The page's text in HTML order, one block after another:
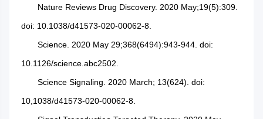
Nature Reviews Drug Discovery. 2020 May;19(5):309.
doi: 10.1038/d41573-020-00062-8.
Science. 2020 May 29;368(6494):943-944. doi:
10.1126/science.abc2502.
Science Signaling. 2020 March; 13(624). doi:
10,1038/d41573-020-00062-8.